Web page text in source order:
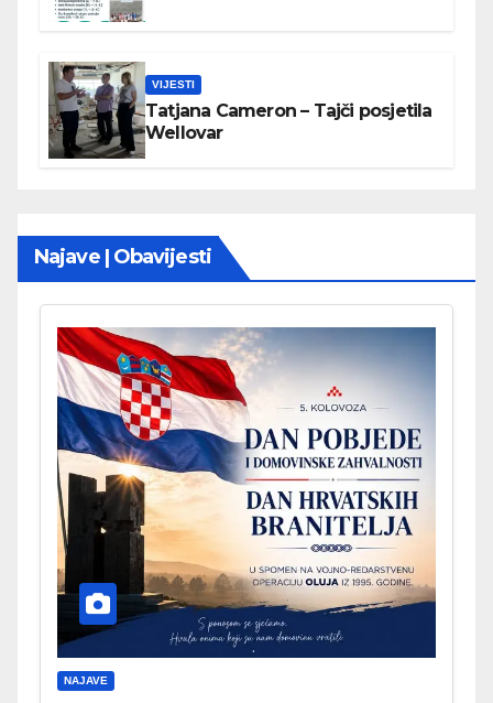
VIJESTI
Tatjana Cameron – Tajči posjetila
Wellovar
Najave | Obavijesti
NAJAVE